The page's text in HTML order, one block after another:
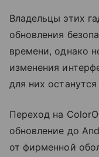
Владельцы этих
обновления
времени, однако
изменения
для них
Переход на
обновление до
от фирменной